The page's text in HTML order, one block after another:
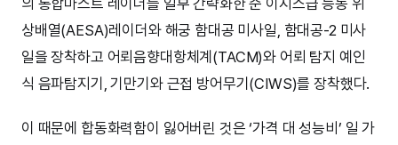
의 통합마스트 레이더를 일부 간략화한 준 이지스급 능동 위
상배열(AESA)레이더와 해궁 함대공 미사일, 함대공-2 미사
일을 장착하고 어뢰음향대항체계(TACM)와 어뢰 탐지 예인
식 음파탐지기, 기만기와 근접 방어무기(CIWS)를 장착했다.
이 때문에 합동화력함이 잃어버린 것은 ‘가격 대 성능비’ 일 가